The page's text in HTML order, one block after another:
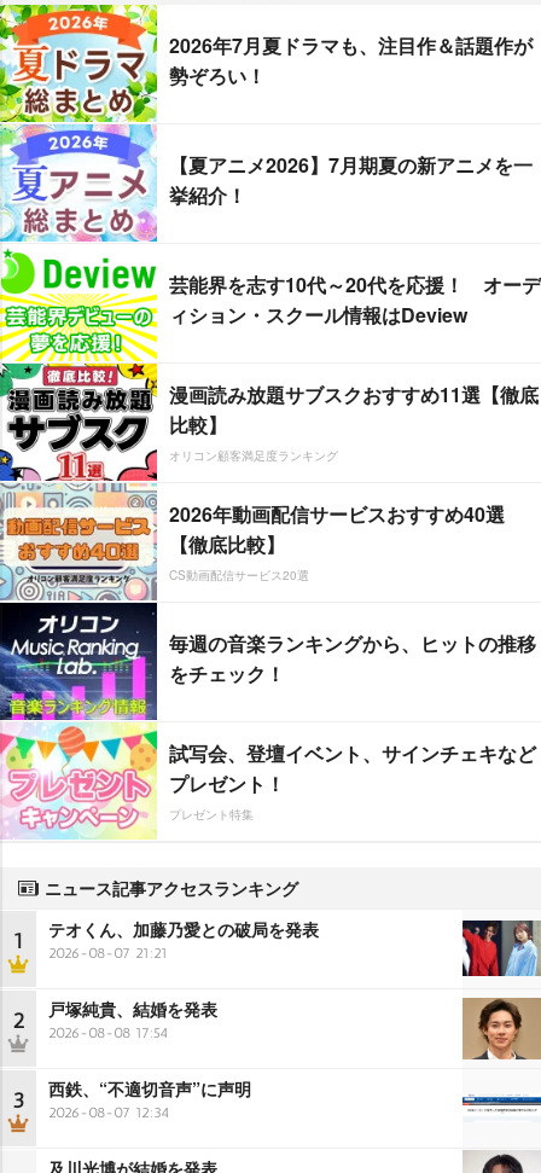
2026年7月夏ドラマも、注目作＆話題作が
勢ぞろい！
【夏アニメ2026】7月期夏の新アニメを一
挙紹介！
芸能界を志す10代～20代を応援！ オーデ
ィション・スクール情報はDeview
漫画読み放題サブスクおすすめ11選【徹底
比較】
オリコン顧客満足度ランキング
2026年動画配信サービスおすすめ40選
【徹底比較】
CS動画配信サービス20選
毎週の音楽ランキングから、ヒットの推移
をチェック！
試写会、登壇イベント、サインチェキなど
プレゼント！
プレゼント特集
ニュース記事アクセスランキング
1 テオくん、加藤乃愛との破局を発表
2026-08-07 21:21
2 戸塚純貴、結婚を発表
2026-08-08 17:54
3 西鉄、“不適切音声”に声明
2026-08-07 12:34
及川光博が結婚を発表